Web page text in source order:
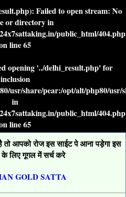
Failed to open stream: No
or directory in
public_html/404.php
line65
opening '../delhi_result.php' for
inclusion
usr/share/pear:/opt/alt/php80/
in
public_html/404.php
line65
आपको रोज इस साईट पे आना पड़ेगा इस
लिए गूगल में सर्च करे
GOLD SATTA